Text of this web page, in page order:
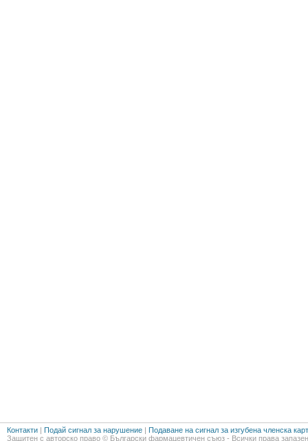
Контакти | Подай сигнал за нарушение | Подаване на сигнал за изгубена членска
Защитен с авторско право © Български фармацевтичен съюз - Всички права